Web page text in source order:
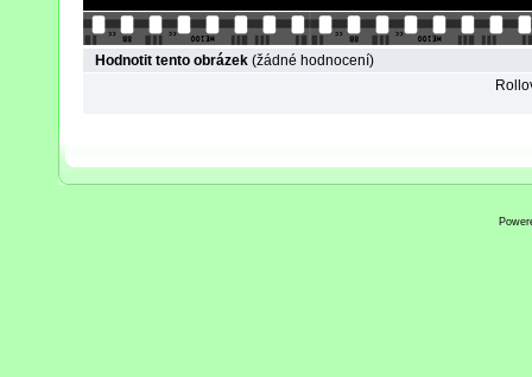
Hodnotit tento obrázek (žádné hodnocení)